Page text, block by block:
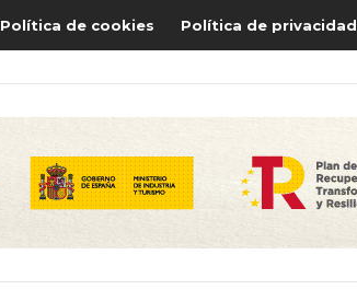
Política de cookies Política de privacidad